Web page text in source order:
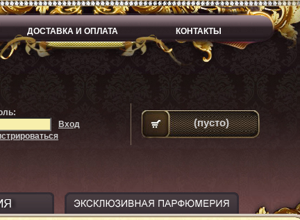
ДОСТАВКА И ОПЛАТА КОНТАКТЫ
Вход
(пусто)